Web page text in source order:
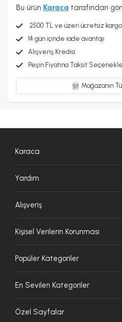
Bu ürün Karaca tarafından
2500 TL ve üzeri ücretsiz kargo
14 gün içinde iade avantajı
Alışveriş Kredisi
Peşin Fiyatına Taksit
Mağazanın
Karaca
Yardım
Alışveriş
Kişisel Verilerin Korunması
Popüler Kategoriler
En Sevilen Kategoriler
Özel Sayfalar